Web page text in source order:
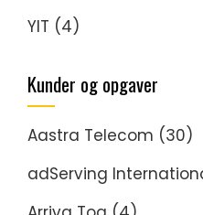
YIT (4)
Kunder og opgaver
Aastra Telecom (30)
adServing